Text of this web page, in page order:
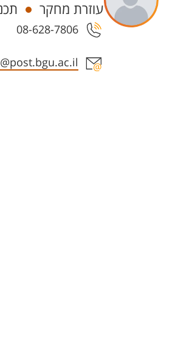
Departments
עוזרת מחקר
08-628-7806
contact section